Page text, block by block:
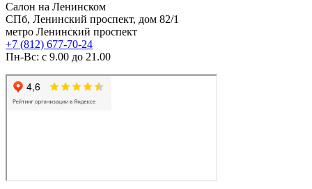
Салон на Ленинском
СПб, Ленинский проспект, дом 82/1
метро Ленинский проспект
+7 (812) 677-70-24
Пн-Вс: с 9.00 до 21.00